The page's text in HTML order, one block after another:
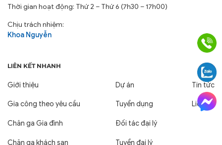
Thời gian hoạt động: Thứ 2 – Thứ 6 (7h30 – 17h00)
Chịu trách nhiệm:
Khoa Nguyễn
LIÊN KẾT NHANH
Giới thiệu
Gia công theo yêu cầu
Chăn ga Gia đình
Chăn ga khách sạn
Dự án
Tuyển dụng
Đối tác đại lý
Tuyển đại lý
Tin tức
Liên hệ